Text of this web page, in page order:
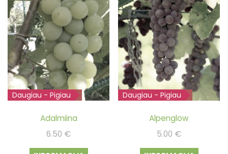
Išparduota
Daugiau - Pigiau
Adalmiina
6.50 €
Išparduota
Daugiau - Pigiau
Alpenglow
5.00 €